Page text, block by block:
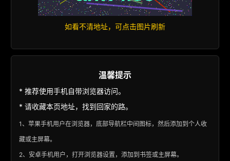
如看不清地址，可点击图片刷新
温馨提示
* 推荐使用手机自带浏览器访问。
* 请收藏本页地址，找到回家的路。
1、苹果手机用户在浏览器，底部导航栏中间图标，然后添加到个人收
藏或主屏幕。
2、安卓手机用户，打开浏览器设置，添加到书签或主屏幕。